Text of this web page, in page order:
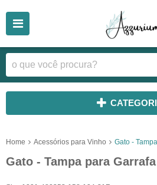
Home Acessórios para Vinho Gato -
Gato - Tampa para